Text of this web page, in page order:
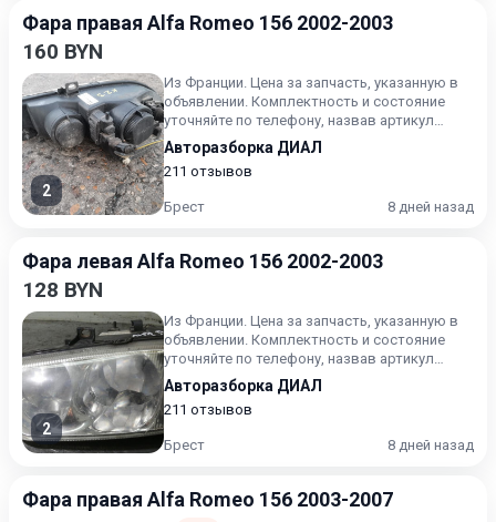
Фара правая Alfa Romeo 156 2002-2003
160 BYN
2
Из Франции. Цена за запчасть, указанную в
объявлении. Комплектность и состояние
уточняйте по телефону, назвав артикул
интересуемой запчасти.
Авторазборка ДИАЛ
211 отзывов
Брест 8 дней назад
Фара левая Alfa Romeo 156 2002-2003
128 BYN
2
Из Франции. Цена за запчасть, указанную в
объявлении. Комплектность и состояние
уточняйте по телефону, назвав артикул
интересуемой запчасти.
Авторазборка ДИАЛ
211 отзывов
Брест 8 дней назад
Фара правая Alfa Romeo 156 2003-2007